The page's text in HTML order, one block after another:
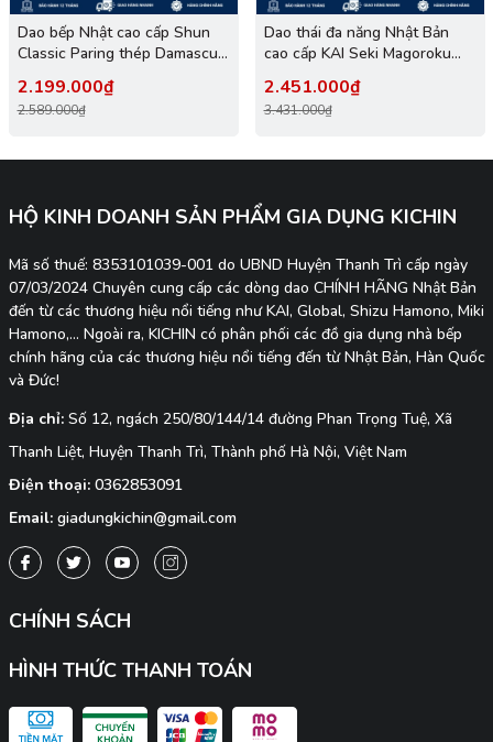
Dao bếp Nhật cao cấp Shun
Classic Paring thép Damascus
DM0700 (89mm)
2.199.000₫
2.589.000₫
Dao thái đa năng Nhật Bản
cao cấp KAI Seki Magoroku
Santoku - AE-5200 (165mm)
2.451.000₫
3.431.000₫
HỘ KINH DOANH SẢN PHẨM GIA DỤNG KICHIN
Mã số thuế: 8353101039-001 do UBND Huyện Thanh Trì cấp ngày
07/03/2024 Chuyên cung cấp các dòng dao CHÍNH HÃNG Nhật Bản
đến từ các thương hiệu nổi tiếng như KAI, Global, Shizu Hamono, Miki
Hamono,... Ngoài ra, KICHIN có phân phối các đồ gia dụng nhà bếp
chính hãng của các thương hiệu nổi tiếng đến từ Nhật Bản, Hàn Quốc
và Đức!
Địa chỉ: Số 12, ngách 250/80/144/14 đường Phan Trọng Tuệ, Xã
Thanh Liệt, Huyện Thanh Trì, Thành phố Hà Nội, Việt Nam
Điện thoại: 0362853091
Email: giadungkichin@gmail.com
CHÍNH SÁCH
HÌNH THỨC THANH TOÁN